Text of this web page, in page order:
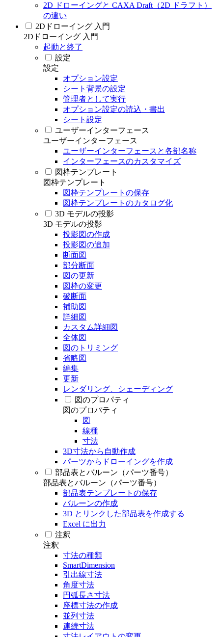
2D ドローイングと CAXA Draft（2D ドラフト）
の違い
2Dドローイング 入門
2Dドローイング 入門
起動と終了
設定
設定
オプション設定
シート背景の設定
管理者として実行
オプション設定の読込・書出
シート設定
ユーザーインターフェース
ユーザーインターフェース
ユーザーインターフェースと各部名称
インターフェースのカスタマイズ
図枠テンプレート
図枠テンプレート
図枠テンプレートの保存
図枠テンプレートのカタログ化
3D モデルの投影
3D モデルの投影
投影図の作成
投影図の追加
断面図
部分断面
図の更新
図枠の変更
破断面
補助図
詳細図
カスタム詳細図
全体図
図のトリミング
省略図
編集
更新
レンダリング、シェーディング
図のプロパティ
図のプロパティ
図
線種
寸法
3D寸法から自動作成
パーツからドローイングを作成
部品表とバルーン（パーツ番号）
部品表とバルーン（パーツ番号）
部品表テンプレートの保存
バルーンの作成
3D とリンクした部品表を作成する
Excel に出力
注釈
注釈
寸法の種類
SmartDimension
引出線寸法
角度寸法
円弧長さ寸法
座標寸法の作成
並列寸法
連続寸法